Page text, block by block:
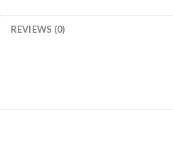
REVIEWS (0)